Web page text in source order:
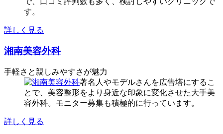
す。
詳しく見る
湘南美容外科
手軽さと親しみやすさが魅力
著名人やモデルさんを広告塔にするこ
とで、美容整形をより身近な印象に変化させた大手美
容外科。モニター募集も積極的に行っています。
詳しく見る